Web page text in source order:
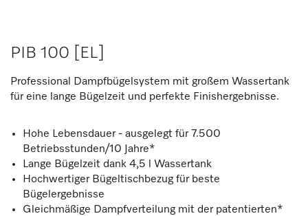
PIB 100 [EL]
Professional Dampfbügelsystem mit großem Wassertank
für eine lange Bügelzeit und perfekte Finishergebnisse.
Hohe Lebensdauer - ausgelegt für 7.500
Betriebsstunden/10 Jahre*
Lange Bügelzeit dank 4,5 l Wassertank
Hochwertiger Bügeltischbezug für beste
Bügelergebnisse
Gleichmäßige Dampfverteilung mit der patentierten*